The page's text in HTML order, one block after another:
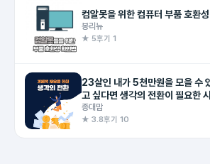
컴알못을 위한 컴퓨터 부품 호환
봉리뉴
★ 5후기 1
23살인 내가 5천만원을 모을 수
고 싶다면 생각의 전환이 필요한
종대맘
★ 3.8후기 10